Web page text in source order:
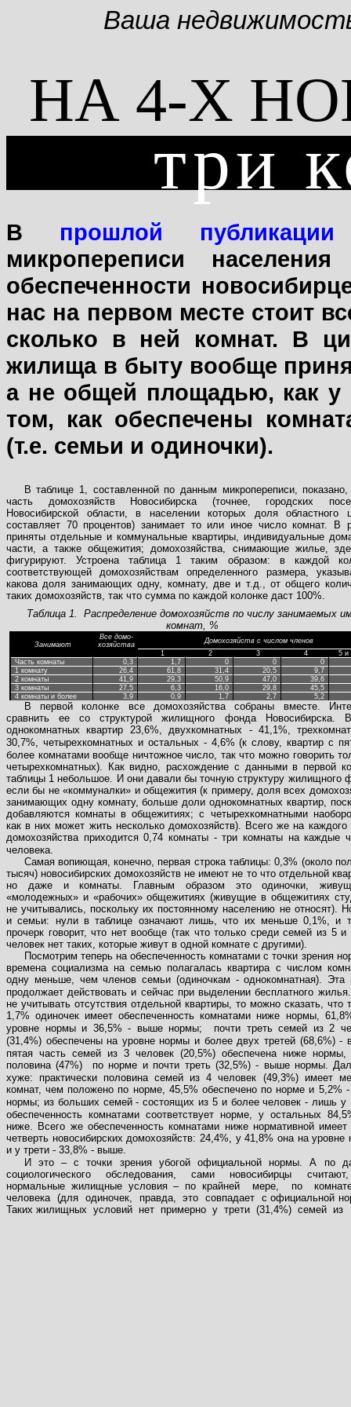
Ваша
НА 4-Х
три
В прошлой публикации
микропереписи
обеспеченности
нас на первом месте стоит
сколько в ней комнат. В
жилища в быту вообще
а не общей площадью, как у
том, как обеспечены
(т.е. семьи и одиночки).
В таблице 1, составленной по данным микропереписи, показано,
часть домохозяйств Новосибирска (точнее, городских
Новосибирской области, в населении которых доля областного
составляет 70 процентов) занимает то или иное число комнат. В
приняты отдельные и коммунальные квартиры, индивидуальные
части, а также общежития; домохозяйства, снимающие жилье,
фигурируют. Устроена таблица 1 таким образом: в каждой
соответствующей домохозяйствам определенного размера,
какова доля занимающих одну, комнату, две и т.д., от общего
таких домохозяйств, так что сумма по каждой колонке даст 100%.
Таблица 1.
Распределение домохозяйств по числу занимаемых
комнат, %
Занимают
Все домо-
хозяйства
Домохозяйств с числом членов
1
2 3 4
5 и
Часть комнаты
0,3 1,7 0 0
0
1 комнату
26,4 61,8 31,4 20,5
9,7
2 комнаты
41,9 29,3 50,9 47,0
39,6
3 комнаты
27,5 6,3 16,0 29,8
45,5
4 комнаты и более
3,9 0,9 1,7 2,7 5,2
В первой колонке все домохозяйства собраны вместе.
сравнить ее со структурой жилищного фонда Новосибирска.
однокомнатных квартир 23,6%, двухкомнатных -41,1%,
30,7%, четырехкомнатных и остальных -4,6% (к слову, квартир с
более комнатами вообще ничтожное число, так что можно говорить
четырехкомнатных). Как видно, расхождение с данными в первой
таблицы 1 небольшое. И они давали бы точную структуру жилищного
если бы не «коммуналки» и общежития (к примеру, доля всех
занимающих одну комнату, больше доли однокомнатных квартир,
добавляются комнаты в общежитиях; с четырехкомнатными
как в них может жить несколько домохозяйств). Всего же на каждого
домохозяйства приходится 0,74 комнаты -три комнаты на каждые
человека.
Самая вопиющая, конечно, первая строка таблицы: 0,3% (около
тысяч) новосибирских домохозяйств не имеют не то что отдельной
но даже и комнаты. Главным образом это одиночки,
«молодежных» и «рабочих» общежитиях (живущие в общежитиях
не учитывались, поскольку их постоянному населению не относят).
и семьи: нули в таблице означают лишь, что их меньше 0,1%, и
прочерк говорит, что нет вообще (так что только среди семей из 5 и
человек нет таких, которые живут в одной комнате с другими).
Посмотрим теперь на обеспеченность комнатами с точки зрения
времена социализма на семью полагалась квартира с числом
одну меньше, чем членов семьи (одиночкам -однокомнатная). Эта
продолжает действовать и сейчас при выделении бесплатного
не учитывать отсутствия отдельной квартиры, то можно сказать, что
1,7% одиночек имеет обеспеченность комнатами ниже нормы,
уровне нормы и 36,5%- выше нормы;
почти треть семей из 2
(31,4%) обеспечены на уровне нормы и более двух третей (68,6%)-
пятая часть семей из 3 человек (20,5%) обеспечена ниже нормы,
половина (47%)
по норме и почти треть (32,5%)- выше нормы.
хуже: практически половина семей из 4 человек (49,3%) имеет
комнат, чем положено по норме, 45,5% обеспечено по норме и 5,2% -
нормы; из больших семей- состоящих из 5 и более человек- лишь у
обеспеченность комнатами соответствует норме, у остальных
ниже. Всего же обеспеченность комнатами ниже нормативной имеет
четверть новосибирских домохозяйств: 24,4%, у 41,8% она на уровне
и у трети - 33,8% - выше.
И это – с точки зрения убогой официальной нормы. А по
социологического обследования, сами новосибирцы
нормальные жилищные условия – по крайней
мере, по
человека (для одиночек, правда, это совпадает
с официальной
Таких жилищных условий нет примерно у трети (31,4%) семей из